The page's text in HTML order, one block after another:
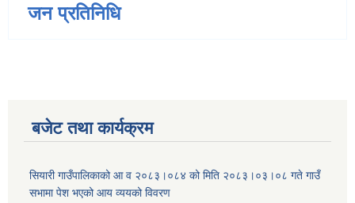
जन प्रतिनिधि
बजेट तथा कार्यक्रम
सियारी गाउँपालिकाको आ व २०८३।०८४ को मिति २०८३।०३।०८ गते गाउँ
सभामा पेश भएको आय व्ययको विवरण